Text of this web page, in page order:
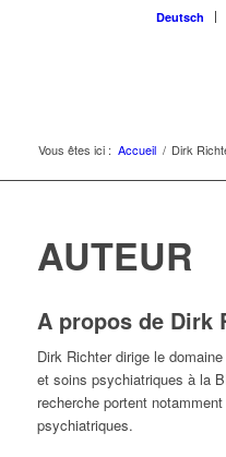
Deutsch
Vous êtes ici : Accueil / Dirk
AUTEUR
A propos de Dirk
Dirk Richter dirige le
et soins psychiatriques à la
recherche portent
psychiatriques.